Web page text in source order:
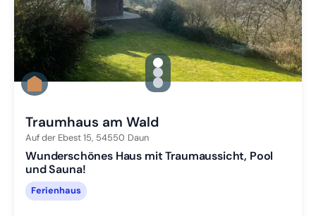
gallery.slide_selector
Zu Slide 1 wechseln
Zu Slide 2 wechseln
Zu Slide 3 wechseln
Traumhaus am Wald
Auf der Ebest 15, 54550 Daun
Wunderschönes Haus mit Traumaussicht, Pool
und Sauna!
Ferienhaus